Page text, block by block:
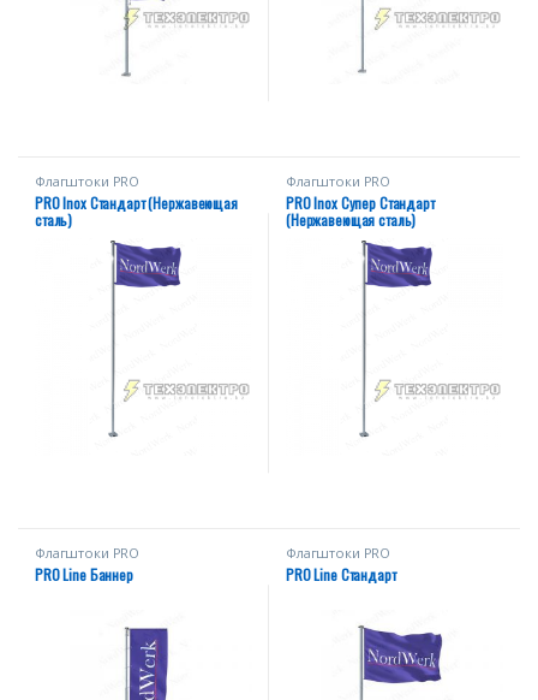
Флагштоки PRО
PRO Inox Стандарт (Нержавеющая
сталь)
Флагштоки PRО
PRO Inox Супер Стандарт
(Нержавеющая сталь)
Флагштоки PRО
PRO Line Баннер
Флагштоки PRО
PRO Line Стандарт